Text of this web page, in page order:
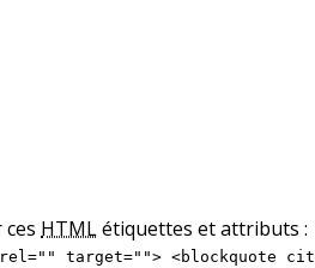
HTMLétiquettes et attributs :
target=""> <blockquote